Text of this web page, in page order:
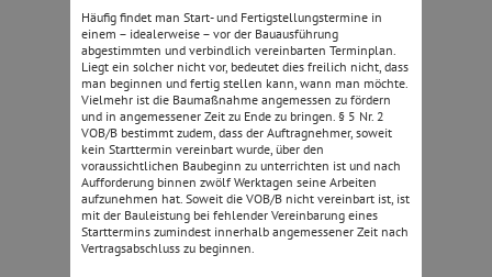
Häufig findet man Start- und Fertigstellungstermine in
einem – idealerweise – vor der Bauausführung
abgestimmten und verbindlich vereinbarten Terminplan.
Liegt ein solcher nicht vor, bedeutet dies freilich nicht, dass
man beginnen und fertig stellen kann, wann man möchte.
Vielmehr ist die Baumaßnahme angemessen zu fördern
und in angemessener Zeit zu Ende zu bringen. § 5 Nr. 2
VOB/B bestimmt zudem, dass der Auftragnehmer, soweit
kein Starttermin vereinbart wurde, über den
voraussichtlichen Baubeginn zu unterrichten ist und nach
Aufforderung binnen zwölf Werktagen seine Arbeiten
aufzunehmen hat. Soweit die VOB/B nicht vereinbart ist, ist
mit der Bauleistung bei fehlender Vereinbarung eines
Starttermins zumindest innerhalb angemessener Zeit nach
Vertragsabschluss zu beginnen.